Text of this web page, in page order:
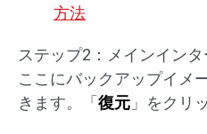
方法
ステップ2：メインイン
ここにバックアップイメ
きます。「 復元 」をクリ